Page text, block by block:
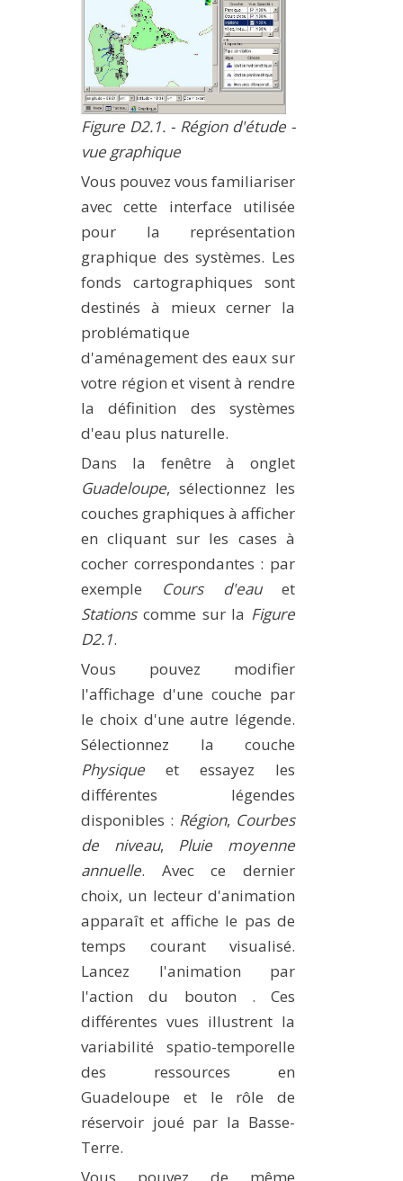
Figure D2.1. - Région d'étude -
vue graphique
Vous pouvez vous familiariser
avec cette interface utilisée
pour la représentation
graphique des systèmes. Les
fonds cartographiques sont
destinés à mieux cerner la
problématique
d'aménagement des eaux sur
votre région et visent à rendre
la définition des systèmes
d'eau plus naturelle.
Dans la fenêtre à onglet
Guadeloupe, sélectionnez les
couches graphiques à afficher
en cliquant sur les cases à
cocher correspondantes : par
exemple Cours d'eauet
Stationscomme sur la Figure
D2.1.
Vous pouvez modifier
l'affichage d'une couche par
le choix d'une autre légende.
Sélectionnez la couche
Physique et essayez les
différentes légendes
disponibles : Région, Courbes
de niveau, Pluie moyenne
annuelle. Avec ce dernier
choix, un lecteur d'animation
apparaît et affiche le pas de
temps courant visualisé.
Lancez l'animation par
l'action du bouton . Ces
différentes vues illustrent la
variabilité spatio-temporelle
des ressources en
Guadeloupe et le rôle de
réservoir joué par la Basse-
Terre.